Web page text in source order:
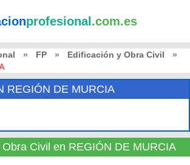
profesional .com.es
» FP » Edificación y Obra Civil
»
REGIÓN DE MURCIA
Civil en REGIÓN DE MURCIA